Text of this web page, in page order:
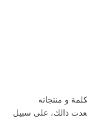
و منتجاته
ذالك، على سبيل